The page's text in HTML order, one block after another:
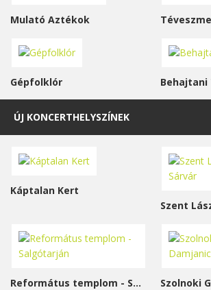
Mulató Aztékok Téveszme
Gépfolklór Behajtani
ÚJ KONCERTHELYSZÍNEK
Káptalan Kert
Református templom - Salgótarján